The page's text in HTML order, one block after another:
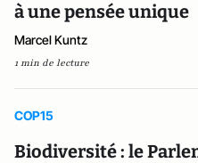
à une pensée unique
Marcel Kuntz
1 min de lecture
COP15
Biodiversité : le